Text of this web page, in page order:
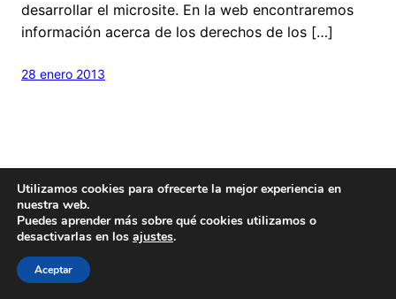
desarrollar el microsite. En la web encontraremos
información acerca de los derechos de los […]
28 enero 2013
Hecho concariño y un poquito deWordpress
Creative Commons
Utilizamos cookies para ofrecerte la mejor experiencia en
nuestra web.
Puedes aprender más sobre qué cookies utilizamos o
desactivarlas en los ajustes.
Aceptar